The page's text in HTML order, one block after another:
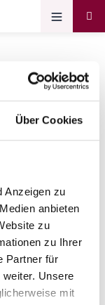
Über Cookies
Anzeigen zu
anbieten
zu
zu Ihrer
Partner für
Unsere
mit